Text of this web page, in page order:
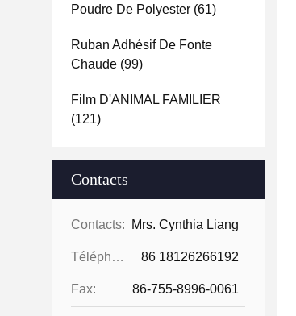
Poudre De Polyester (61)
Ruban Adhésif De Fonte
Chaude (99)
Film D'ANIMAL FAMILIER
(121)
Contacts
Contacts: Mrs. Cynthia Liang
Téléphone: 86 18126266192
Fax: 86-755-8996-0061